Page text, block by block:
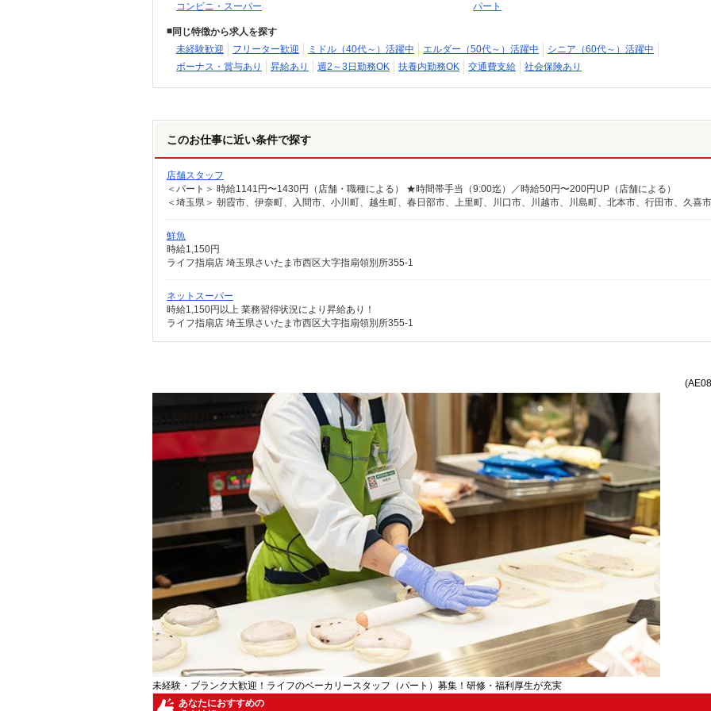
コンビニ・スーパー
パート
同じ特徴から求人を探す
未経験歓迎
フリーター歓迎 ミドル（40代～）活躍中 エルダー（50代～）活躍中
シニア（60代～）活躍中
ボーナス・賞与あり
昇給あり 週2～3日勤務OK 扶養内勤務OK 交通費支給 社会保険あり
このお仕事に近い条件で探す
店舗スタッフ
鮮魚
時給1,150円
ライフ指扇店 埼玉県さいたま市西区大字指扇領別所355-1
ネットスーパー
時給1,150円以上 業務習得状況により昇給あり！
ライフ指扇店 埼玉県さいたま市西区大字指扇領別所355-1
未経験・ブランク大歓迎！ライフのベーカリースタッフ（パート）募集！研修・福利厚生が充実
あなたにおすすめの